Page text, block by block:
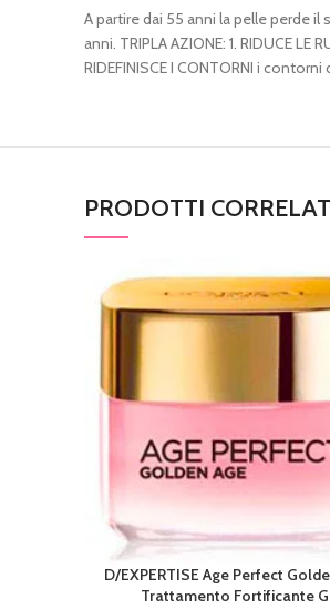
A partire dai 55 anni la pelle perde
anni. TRIPLA AZIONE: 1. RIDUCE
RIDEFINISCE I CONTORNI i
PRODOTTI
AGGIUNGI AL CARRELLO
D/EXPERTISE Age Perfect
Trattamento Fortificante